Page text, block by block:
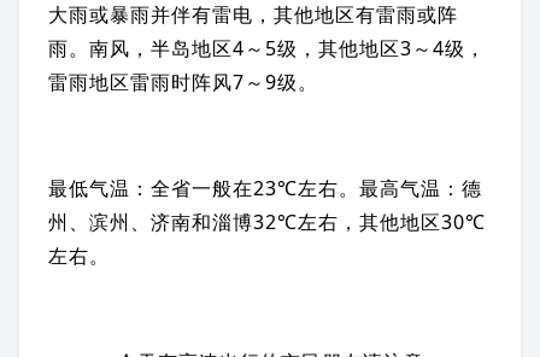
大雨或暴雨并伴有雷电 ，其他地区有雷雨或阵
雨。南风，半岛地区4～5级，其他地区3～4级，
雷雨地区雷雨时阵风7～9级。
最低气温：全省一般在23℃左右。最高气温：德
州、滨州、济南和淄博32℃左右，其他地区30℃
左右。